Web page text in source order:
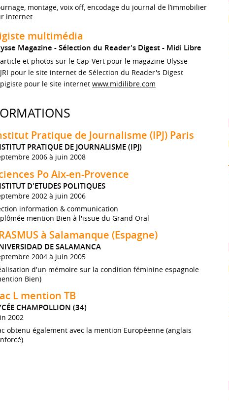
montage, voix off, encodage du journal de l’immobilier
internet
multimédia
Magazine - Sélection du Reader's Digest - Midi Libre
article et photos sur le Cap-Vert pour le magazine Ulysse
JRI pour le site internet de Sélection du Reader's Digest
pigiste pour le site internet www.midilibre.com
Pratique de Journalisme (IPJ) Paris
PRATIQUE DE JOURNALISME (IPJ)
2006 à juin 2008
Po Aix-en-Provence
D'ETUDES POLITIQUES
2002 à juin 2006
information & communication
mention Bien à l'issue du Grand Oral
à Salamanque (Espagne)
DE SALAMANCA
2004 à juin 2005
d'un mémoire sur la condition féminine espagnole
Bien)
L mention TB
CHAMPOLLION (34)
2002
obtenu également avec la mention Européenne (anglais